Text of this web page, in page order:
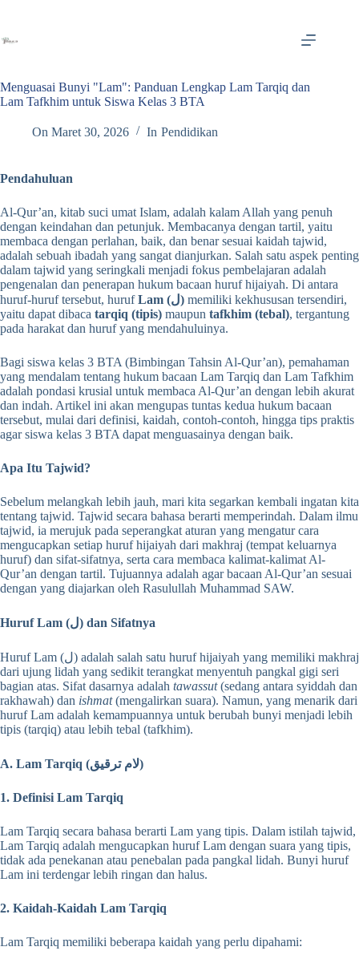
content
Menguasai Bunyi "Lam": Panduan Lengkap Lam Tarqiq dan
Lam Tafkhim untuk Siswa Kelas 3 BTA
On Maret 30, 2026 In Pendidikan
Pendahuluan
Al-Qur’an, kitab suci umat Islam, adalah kalam Allah yang penuh
dengan keindahan dan petunjuk. Membacanya dengan tartil, yaitu
membaca dengan perlahan, baik, dan benar sesuai kaidah tajwid,
adalah sebuah ibadah yang sangat dianjurkan. Salah satu aspek penting
dalam tajwid yang seringkali menjadi fokus pembelajaran adalah
pengenalan dan penerapan hukum bacaan huruf hijaiyah. Di antara
huruf-huruf tersebut, huruf
Lam (ل) memiliki kekhususan tersendiri,
yaitu dapat dibaca tarqiq (tipis) maupun tafkhim (tebal), tergantung
pada harakat dan huruf yang mendahuluinya.
Bagi siswa kelas 3 BTA (Bimbingan Tahsin Al-Qur’an), pemahaman
yang mendalam tentang hukum bacaan Lam Tarqiq dan Lam Tafkhim
adalah pondasi krusial untuk membaca Al-Qur’an dengan lebih akurat
dan indah. Artikel ini akan mengupas tuntas kedua hukum bacaan
tersebut, mulai dari definisi, kaidah, contoh-contoh, hingga tips praktis
agar siswa kelas 3 BTA dapat menguasainya dengan baik.
Apa Itu Tajwid?
Sebelum melangkah lebih jauh, mari kita segarkan kembali ingatan kita
tentang tajwid. Tajwid secara bahasa berarti memperindah. Dalam ilmu
tajwid, ia merujuk pada seperangkat aturan yang mengatur cara
mengucapkan setiap huruf hijaiyah dari makhraj (tempat keluarnya
huruf) dan sifat-sifatnya, serta cara membaca kalimat-kalimat Al-
Qur’an dengan tartil. Tujuannya adalah agar bacaan Al-Qur’an sesuai
dengan yang diajarkan oleh Rasulullah Muhammad SAW.
Huruf Lam (ل) dan Sifatnya
Huruf Lam (ل) adalah salah satu huruf hijaiyah yang memiliki makhraj
dari ujung lidah yang sedikit terangkat menyentuh pangkal gigi seri
bagian atas. Sifat dasarnya adalah tawassut(sedang antara syiddah dan
rakhawah) dan ishmat(mengalirkan suara). Namun, yang menarik dari
huruf Lam adalah kemampuannya untuk berubah bunyi menjadi lebih
tipis (tarqiq) atau lebih tebal (tafkhim).
A. Lam Tarqiq (لام ترقيق)
1. Definisi Lam Tarqiq
Lam Tarqiq secara bahasa berarti Lam yang tipis. Dalam istilah tajwid,
Lam Tarqiq adalah mengucapkan huruf Lam dengan suara yang tipis,
tidak ada penekanan atau penebalan pada pangkal lidah. Bunyi huruf
Lam ini terdengar lebih ringan dan halus.
2. Kaidah-Kaidah Lam Tarqiq
Lam Tarqiq memiliki beberapa kaidah yang perlu dipahami: